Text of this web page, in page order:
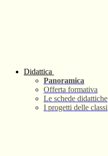
Didattica
Panoramica
Offerta formativa
Le schede didattiche
I progetti delle classi